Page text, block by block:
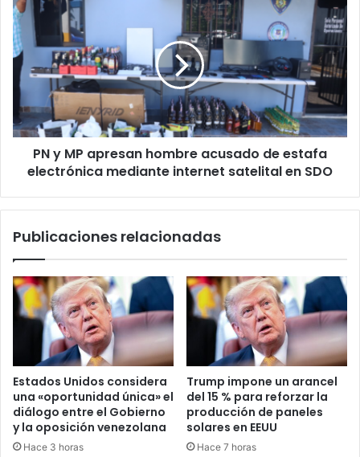
y
MP
apresan
hombre
acusado
estafa
electrónica
mediante
internet
PN y MP apresan hombre acusado de estafa
electrónica mediante internet satelital en SDO
Publicaciones relacionadas
Estados Unidos considera
una «oportunidad única» el
diálogo entre el Gobierno
y la oposición venezolana
Hace 3 horas
Trump impone un arancel
del 15 % para reforzar la
producción de paneles
solares en EEUU
Hace 7 horas